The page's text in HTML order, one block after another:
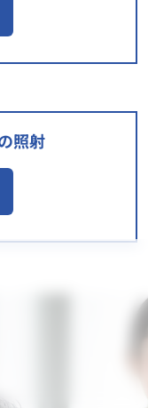
照射